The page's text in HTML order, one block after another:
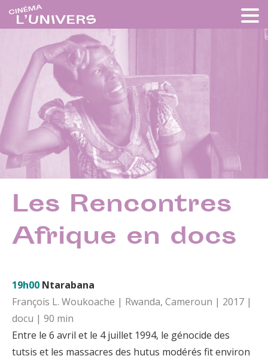
Les Rencontres
Afrique en docs
19h00 Ntarabana
François L. Woukoache | Rwanda, Cameroun | 2017 |
docu | 90 min
Entre le 6 avril et le 4 juillet 1994, le génocide des
tutsis et les massacres des hutus modérés fit environ